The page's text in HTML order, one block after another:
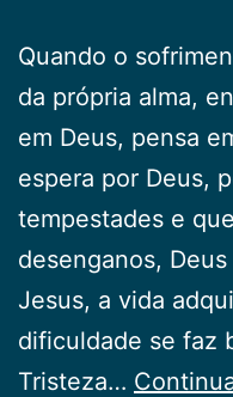
Quando o
da própria alma,
em Deus, pensa
espera por Deus,
tempestades e
desenganos,
Jesus, a vida
dificuldade se faz
Tristeza…